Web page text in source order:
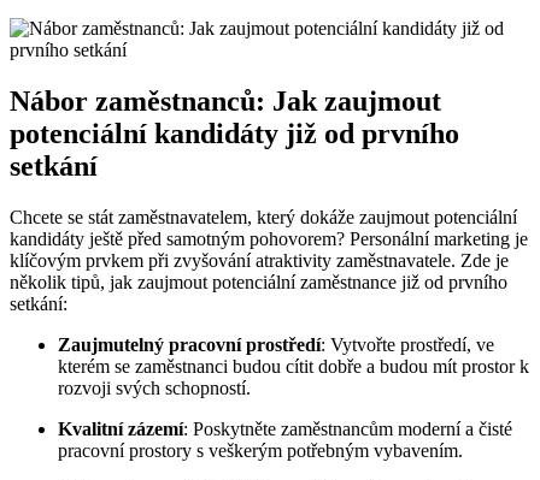
Nábor zaměstnanců: Jak zaujmout
potenciální ⁤kandidáty‌ již od prvního
setkání
Chcete‍ se‌ stát zaměstnavatelem, který‌ dokáže zaujmout potenciální
kandidáty ještě před‍ samotným⁤ pohovorem? Personální​ marketing‌ je
⁤klíčovým prvkem‌ při​ zvyšování atraktivity ⁣zaměstnavatele. Zde je
několik tipů, jak zaujmout ​potenciální zaměstnance již od prvního
setkání:
Zaujmutelný ‌pracovní‍ prostředí: Vytvořte ​prostředí, ⁤ve⁤
kterém ⁢se ‌zaměstnanci budou cítit dobře ⁢a budou mít prostor⁢ k
rozvoji svých schopností.
Kvalitní ⁣zázemí: ⁣Poskytněte zaměstnancům moderní‍ a⁣ čisté
pracovní prostory s veškerým potřebným vybavením.